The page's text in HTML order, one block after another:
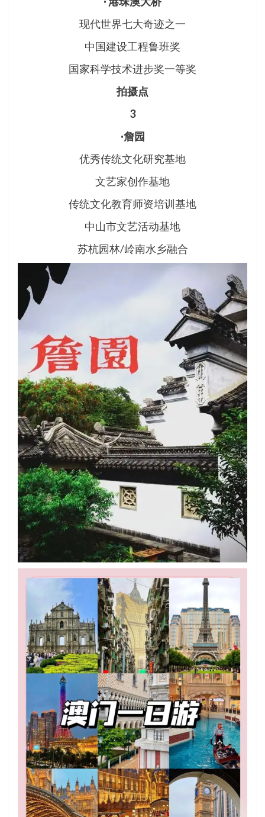
现代世界七大奇迹之一
中国建设工程鲁班奖
国家科学技术进步奖一等奖
拍摄点
3
·詹园
优秀传统文化研究基地
文艺家创作基地
传统文化教育师资培训基地
中山市文艺活动基地
苏杭园林/岭南水乡融合